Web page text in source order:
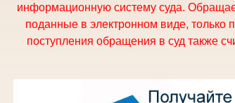
информационную систему суда.
поданные в электронном виде, только
поступления обращения в суд также